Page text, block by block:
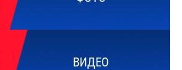
ВИДЕО